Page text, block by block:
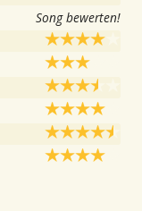
Song bewerten!